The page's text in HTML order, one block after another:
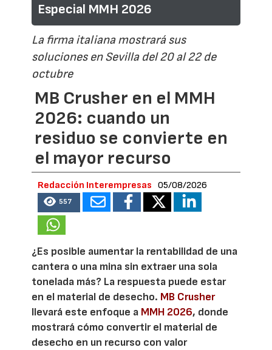
Especial MMH 2026
La firma italiana mostrará sus
soluciones en Sevilla del 20 al 22 de
octubre
MB Crusher en el MMH
2026: cuando un
residuo se convierte en
el mayor recurso
Redacción Interempresas 05/08/2026
557
¿Es posible aumentar la rentabilidad de una
cantera o una mina sin extraer una sola
tonelada más? La respuesta puede estar
en el material de desecho. MB Crusher
llevará este enfoque a MMH 2026, donde
mostrará cómo convertir el material de
desecho en un recurso con valor